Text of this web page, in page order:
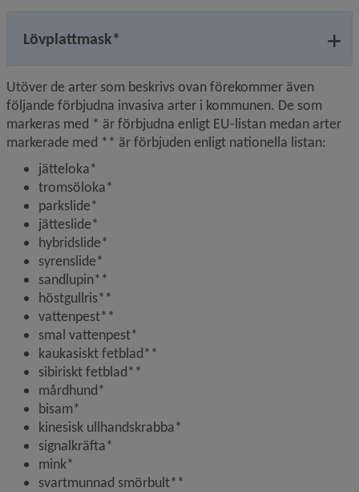
Lövplattmask*
Utöver de arter som beskrivs ovan förekommer även
följande förbjudna invasiva arter i kommunen. De som
markeras med * är förbjudna enligt EU-listan medan arter
markerade med ** är förbjuden enligt nationella listan:
jätteloka*
tromsöloka*
parkslide*
jätteslide*
hybridslide*
syrenslide*
sandlupin**
höstgullris**
vattenpest**
smal vattenpest*
kaukasiskt fetblad**
sibiriskt fetblad**
mårdhund*
bisam*
kinesisk ullhandskrabba*
signalkräfta*
mink*
svartmunnad smörbult**